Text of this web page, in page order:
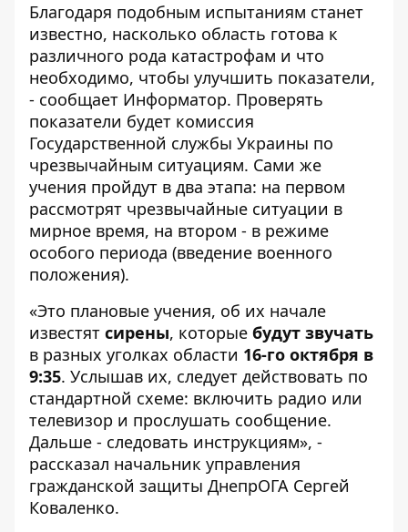
Благодаря подобным испытаниям станет
известно, насколько область готова к
различного рода катастрофам и что
необходимо, чтобы улучшить показатели,
- сообщает Информатор. Проверять
показатели будет комиссия
Государственной службы Украины по
чрезвычайным ситуациям. Сами же
учения пройдут в два этапа: на первом
рассмотрят чрезвычайные ситуации в
мирное время, на втором - в режиме
особого периода (введение военного
положения).
«Это плановые учения, об их начале
известят сирены, которые будут звучать
в разных уголках области 16-го октября в
9:35. Услышав их, следует действовать по
стандартной схеме: включить радио или
телевизор и прослушать сообщение.
Дальше - следовать инструкциям», -
рассказал начальник управления
гражданской защиты ДнепрОГА Сергей
Коваленко.